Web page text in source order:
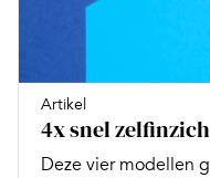
Artikel
4x snel
Deze vier modellen